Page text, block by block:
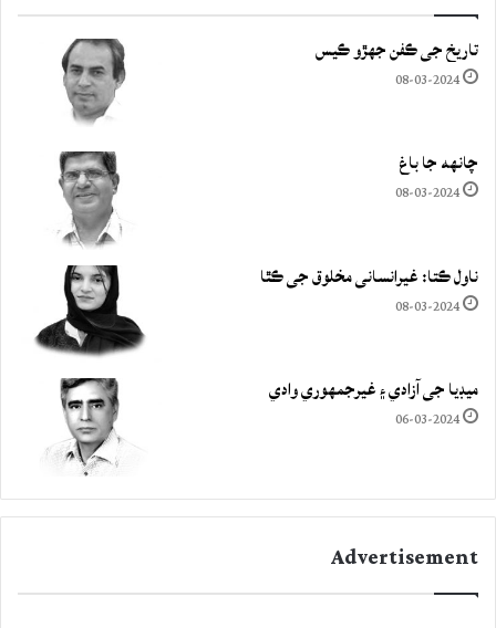
تاريخ جي ڪفن جھڙو ڪيس
08-03-2024
چانهه جا باغ
08-03-2024
ناول ڪتا: غيرانساني مخلوق جي ڪٿا
08-03-2024
ميڊيا جي آزادي ۽ غيرجمھوري وادي
06-03-2024
Advertisement